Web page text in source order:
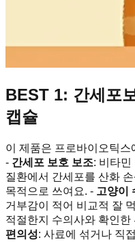
BEST 1: 간세포
캡슐
이 제품은 프로바이오틱
- 간세포 보호 보조: 비타민
질환에서 간세포를 산화
목적으로 쓰여요. - 고양이
거부감이 적어 비교적 잘
적절한지 수의사와 확인
편의성: 사료에 섞거나 직